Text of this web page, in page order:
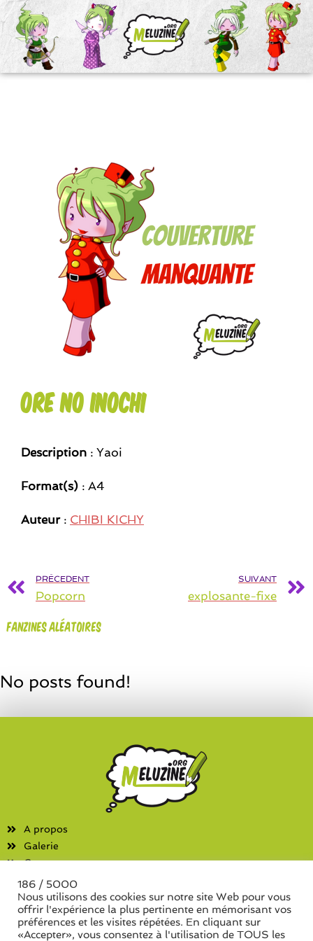
ore no inochi
Description : Yaoi
Format(s) : A4
Auteur: CHIBI KICHY
PRÉCEDENT
Popcorn
SUIVANT
explosante-fixe
Fanzines aléatoires
No posts found!
A propos
Galerie
Contact
Fanzines
Liste des associations
Liste des séries de fanzine
186 / 5000
Nous utilisons des cookies sur notre site Web pour vous
offrir l'expérience la plus pertinente en mémorisant vos
préférences et les visites répétées. En cliquant sur
«Accepter», vous consentez à l'utilisation de TOUS les